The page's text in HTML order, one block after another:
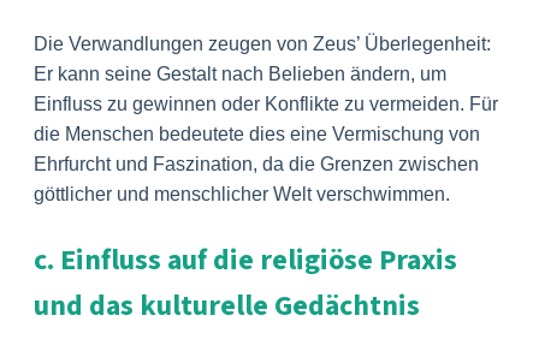
Die Verwandlungen zeugen von Zeus’ Überlegenheit:
Er kann seine Gestalt nach Belieben ändern, um
Einfluss zu gewinnen oder Konflikte zu vermeiden. Für
die Menschen bedeutete dies eine Vermischung von
Ehrfurcht und Faszination, da die Grenzen zwischen
göttlicher und menschlicher Welt verschwimmen.
c. Einfluss auf die religiöse Praxis
und das kulturelle Gedächtnis